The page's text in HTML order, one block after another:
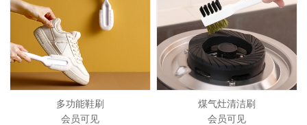
多功能鞋刷
会员可见
煤气灶清洁刷
会员可见